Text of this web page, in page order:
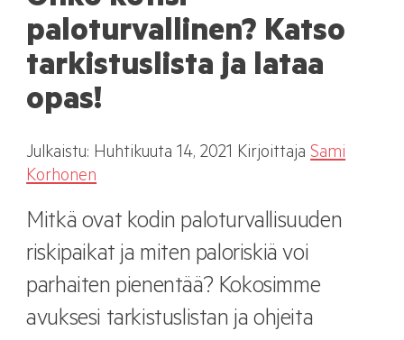
paloturvallinen? Katso
tarkistuslista ja lataa
opas!
Julkaistu: Huhtikuuta 14, 2021 Kirjoittaja Sami
Korhonen
Mitkä ovat kodin paloturvallisuuden
riskipaikat ja miten paloriskiä voi
parhaiten pienentää? Kokosimme
avuksesi tarkistuslistan ja ohjeita